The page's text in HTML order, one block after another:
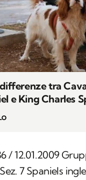
tra
e King Charles
/ 12.01.2009
7 Spaniels